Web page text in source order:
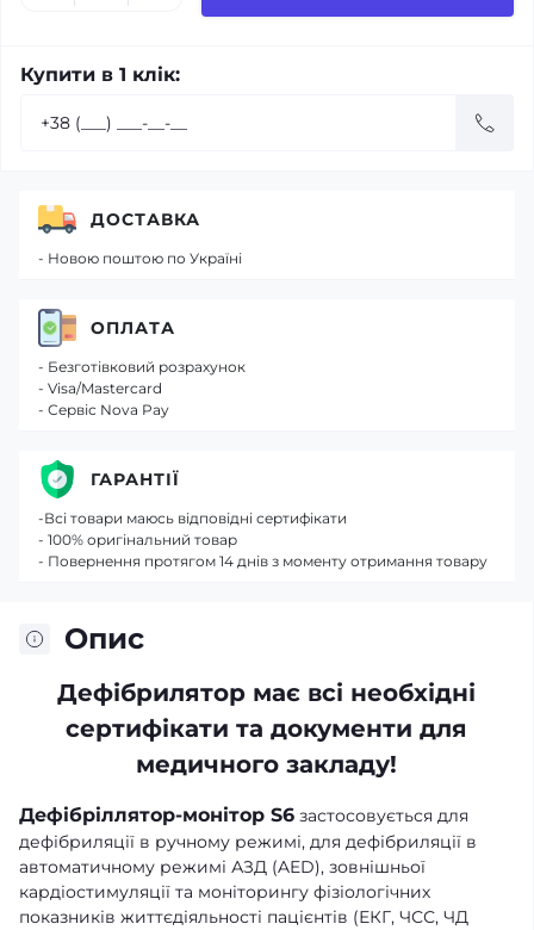
Купити в 1 клік:
Опис
Дефібрилятор має всі необхідні
сертифікати та документи для
медичного закладу!
Дефібріллятор-монітор S6 застосовується для
дефібриляції в ручному режимі, для дефібриляції в
автоматичному режимі АЗД (AED), зовнішньої
кардіостимуляції та моніторингу фізіологічних
показників життєдіяльності пацієнтів (ЕКГ, ЧСС, ЧД
ДОСТАВКА
- Новою поштою по Україні
ОПЛАТА
- Безготівковий розрахунок
- Visa/Mastercard
- Сервіс Nova Pay
ГАРАНТІЇ
-Всі товари маюсь відповідні сертифікати
- 100% оригінальний товар
- Повернення протягом 14 днів з моменту отримання товару